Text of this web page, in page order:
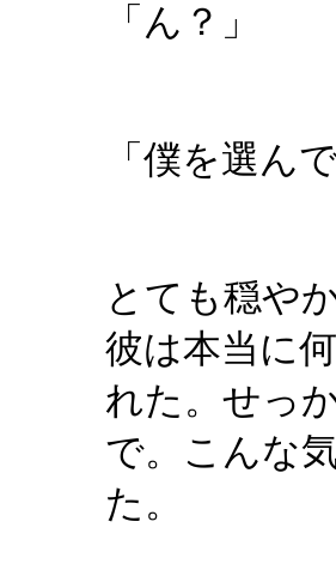
「ん？」
「僕を選ん
とても穏や
彼は本当に
れた。せっ
で。こんな
た。